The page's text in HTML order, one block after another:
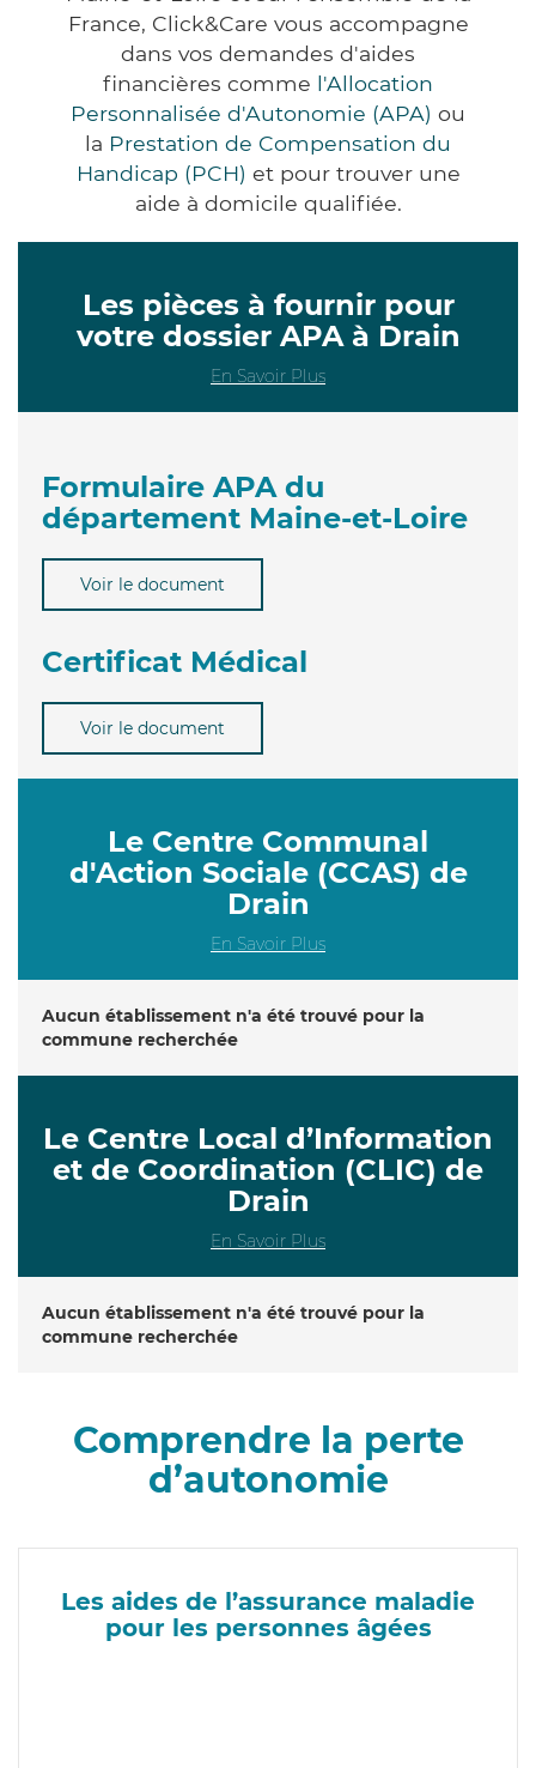
France, Click&Care vous accompagne
dans vos demandes d'aides
financières comme l'Allocation
Personnalisée d'Autonomie (APA) ou
la Prestation de Compensation du
Handicap (PCH) et pour trouver une
aide à domicile qualifiée.
Les pièces à fournir pour
votre dossier APA à Drain
En Savoir Plus
Formulaire APA du
département Maine-et-Loire
Voir le document
Certificat Médical
Voir le document
Le Centre Communal
d'Action Sociale (CCAS) de
Drain
En Savoir Plus
Aucun établissement n'a été trouvé pour la
commune recherchée
Le Centre Local d’Information
et de Coordination (CLIC) de
Drain
En Savoir Plus
Aucun établissement n'a été trouvé pour la
commune recherchée
Comprendre la perte
d’autonomie
Les aides de l’assurance maladie
pour les personnes âgées